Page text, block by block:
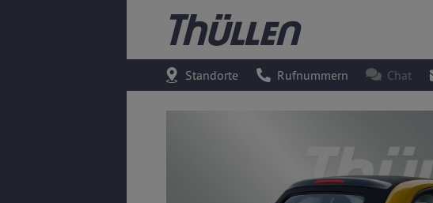
Standorte Rufnummern Chat